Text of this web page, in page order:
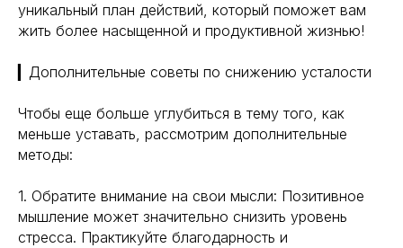
уникальный план действий, который поможет вам
жить более насыщенной и продуктивной жизнью!
▎Дополнительные советы по снижению усталости
Чтобы еще больше углубиться в тему того, как
меньше уставать, рассмотрим дополнительные
методы:
1. Обратите внимание на свои мысли: Позитивное
мышление может значительно снизить уровень
стресса. Практикуйте благодарность и